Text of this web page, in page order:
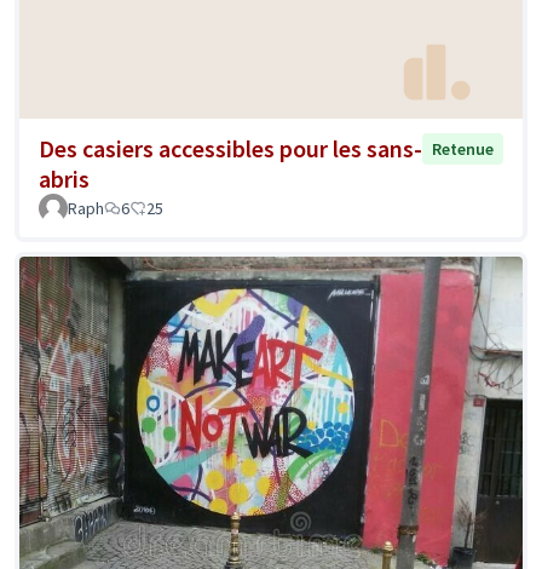
Des casiers accessibles pour les sans-
abris
Retenue
Raph 6 25